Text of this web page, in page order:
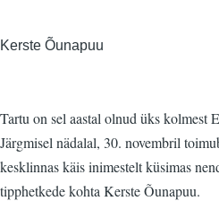
Kerste Õunapuu
Tartu on sel aastal olnud üks kolmest
Järgmisel nädalal, 30. novembril
kesklinnas käis inimestelt küsimas
tipphetkede kohta Kerste Õunapuu.